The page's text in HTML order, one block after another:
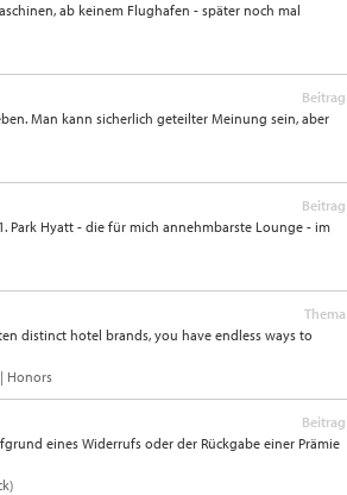
ab keinem Flughafen - später noch mal
Beitrag
Man kann sicherlich geteilter Meinung sein, aber
Beitrag
Park Hyatt - die für mich annehmbarste Lounge - im
Thema
distinct hotel brands, you have endless ways to
Honors
Beitrag
eines Widerrufs oder der Rückgabe einer Prämie